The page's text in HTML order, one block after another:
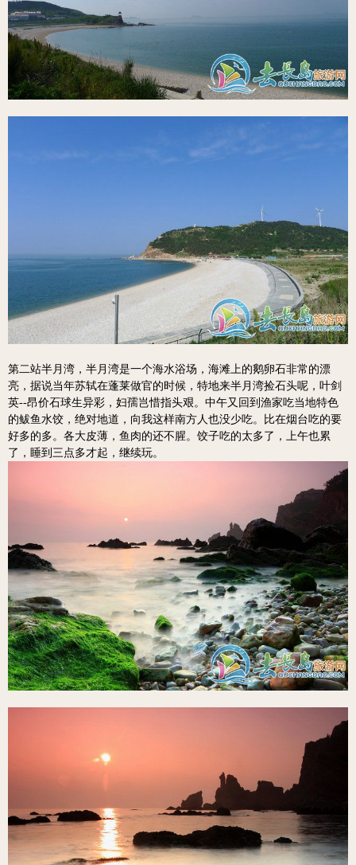
第二站半月湾，半月湾是一个海水浴场，海滩上的鹅卵石非常的漂
亮，据说当年苏轼在蓬莱做官的时候，特地来半月湾捡石头呢，叶剑
英--昂价石球生异彩，妇孺岂惜指头艰。 中午又回到渔家吃当地特色
的鲅鱼水饺，绝对地道，向我这样南方人也没少吃。比在烟台吃的要
好多的多。各大皮薄，鱼肉的还不腥。 饺子吃的太多了，上午也累
了，睡到三点多才起，继续玩。